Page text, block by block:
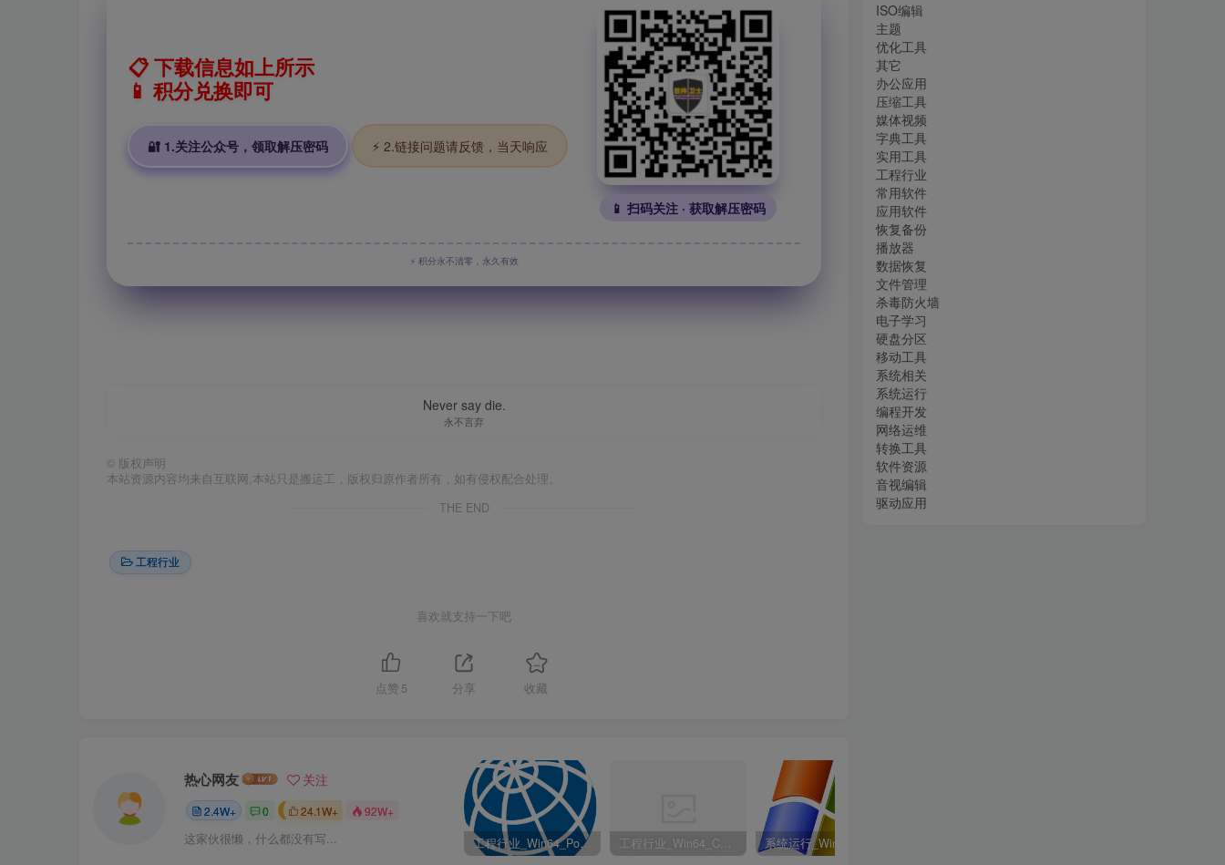
📋 下载信息如上所示
📱 积分兑换即可
🔐 1.关注公众号，领取解压密码 ⚡ 2.链接问题请反馈，当天响应
📱 扫码关注 · 获取解压密码
⚡ 积分永不清零，永久有效
Never say die.
永不言弃
© 版权声明
本站资源内容均来自互联网,本站只是搬运工，版权归原作者所有，如有侵权配合处理。
THE END
工程行业
喜欢就支持一下吧
点赞 5 分享 收藏
热心网友 关注
2.4W+ 0 24.1W+ 92W+
这家伙很懒，什么都没有写... 工程行业_Win64_PointWise 18.6 R2 x64资源下载地址_百度网盘迅雷BT 工程行业_Win64_Cadence Fidelity Pointwise 2024.1 x64资源下载地址_百度网盘迅雷BT
ISO编辑
主题
优化工具
其它
办公应用
压缩工具
媒体视频
字典工具
实用工具
工程行业
常用软件
应用软件
恢复备份
播放器
数据恢复
文件管理
杀毒防火墙
电子学习
硬盘分区
移动工具
系统相关
系统运行
编程开发
网络运维
转换工具
软件资源
音视编辑
驱动应用